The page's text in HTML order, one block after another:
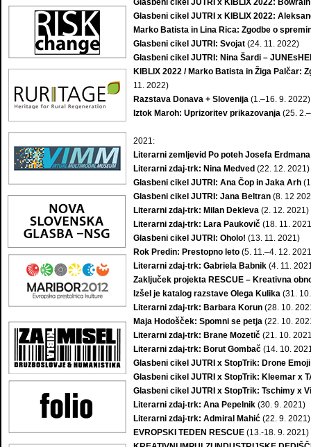
Glasbeni cikel JUTRI x KIBLIX 2022:
Glasbeni cikel JUTRI x KIBLIX 2022:
Marko Batista in Lina Rica: Zgodbe o
Glasbeni cikel JUTRI: Svojat (24. 11. 2022)
Glasbeni cikel JUTRI: Nina Šardi –
KIBLIX 2022 / Marko Batista in Žiga Palčar:
11. 2022)
Razstava Donava + Slovenija (1.–16. 9. 2022)
Iztok Maroh: Uprizoritev prikazovanja (25.
2021:
Literarni zemljevid Po poteh Josefa
Literarni zdaj-trk: Nina Medved (22. 12. 2021)
Glasbeni cikel JUTRI: Ana Čop in Jaka Arh
Glasbeni cikel JUTRI: Jana Beltran (8. 12
Literarni zdaj-trk: Milan Dekleva (2. 12. 2021)
Literarni zdaj-trk: Lara Paukovič (18. 11.
Glasbeni cikel JUTRI: Oholo! (13. 11. 2021)
Rok Predin: Prestopno leto (5. 11.–4. 12.
Literarni zdaj-trk: Gabriela Babnik (4. 11.
Zaključek projekta RESCUE – Kreativna
Izšel je katalog razstave Olega Kulika (31.
Literarni zdaj-trk: Barbara Korun (28. 10.
Maja Hodošček: Spomni se petja (22. 10.
Literarni zdaj-trk: Brane Mozetič (21. 10.
Literarni zdaj-trk: Borut Gombač (14. 10.
Glasbeni cikel JUTRI x StopTrik: Drone Emoji
Glasbeni cikel JUTRI x StopTrik: Kleemar x
Glasbeni cikel JUTRI x StopTrik: Tschimy x
Literarni zdaj-trk: Ana Pepelnik (30. 9. 2021)
Literarni zdaj-trk: Admiral Mahić (22. 9. 2021)
EVROPSKI TEDEN RESCUE (13.-18. 9. 2021)